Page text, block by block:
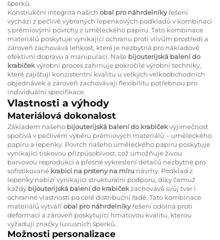
šperků.
Konstrukční integrita našich obal pro náhrdelníkyřešení
vychází z pečlivě vybraných lepenkových podkladů v kombinaci
s prémiovými povrchy z uměleckého papíru. Tato kombinace
materiálů poskytuje vynikající ochranu proti vlivům prostředí a
zároveň zachovává lehkost, která je nezbytná pro nákladově
efektivní dopravu a manipulaci. Naše bijouterijská balení do
krabičekvýrobní proces zahrnuje pokročilé výrobní techniky,
které zajišťují konzistentní kvalitu u velkých velkoobchodních
objednávek a zároveň zachovávají flexibilitu potřebnou pro
individuální specifikace.
Vlastnosti a výhody
Materiálová dokonalost
Základem našeho bijouterijská balení do krabičekvýjimečnost
spočívá v pečlivém výběru prémiových materiálů – uměleckého
papíru a lepenky. Povrch našeho uměleckého papíru poskytuje
vynikající tiskovou přizpůsobivost, což umožňuje živou
barvovou reprodukci a přesné vykreslení detailů nezbytné pro
sofistikované krabici na prsteny na míru návrhy. Podklad z
lepenky nabízí vynikající strukturální podporu, díky čemuž
každý bijouterijská balení do krabičekzachovává svůj tvar i
ochranné vlastnosti po celé distribuční řadě. Tato kombinace
materiálů vytváříobal pro náhrdelníkyřešení odolná proti
deformaci a zároveň poskytující hmatovou kvalitu, kterou
vyžadují značky luxusních šperků.
Možnosti personalizace